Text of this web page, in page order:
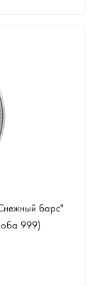
барс"
999)